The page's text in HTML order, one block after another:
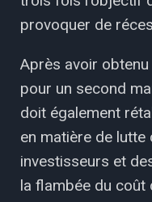
provoquer de
Après avoir
pour un second
doit également
en matière de
investisseurs et
la flambée du coût